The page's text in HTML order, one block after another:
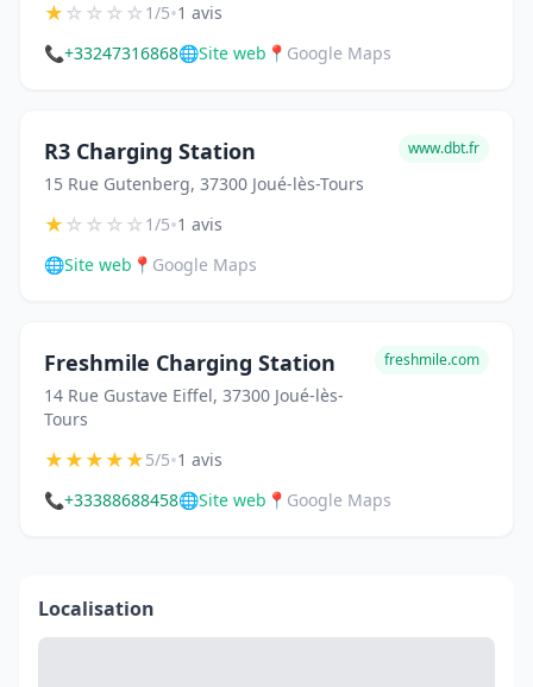
★☆☆☆☆1/5•1 avis
📞+33247316868🌐Site web 📍 Google Maps
R3 Charging Station
15 Rue Gutenberg, 37300 Joué-lès-Tours
www.dbt.fr
★☆☆☆☆1/5•1 avis
🌐Site web 📍 Google Maps
Freshmile Charging Station
14 Rue Gustave Eiffel, 37300 Joué-lès-
Tours
freshmile.com
★★★★★5/5•1 avis
📞+33388688458🌐Site web 📍 Google Maps
Localisation